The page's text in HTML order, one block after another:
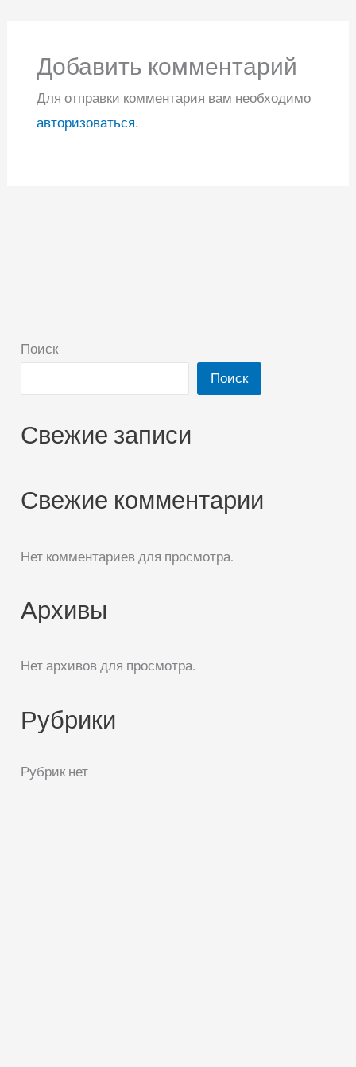
Добавить комментарий
Для отправки комментария вам необходимо
авторизоваться.
Поиск
Поиск
Свежие записи
Свежие комментарии
Нет комментариев для просмотра.
Архивы
Нет архивов для просмотра.
Рубрики
Рубрик нет